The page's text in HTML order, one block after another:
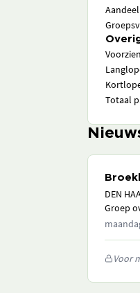
Totaal
DEN
Groep
Voor